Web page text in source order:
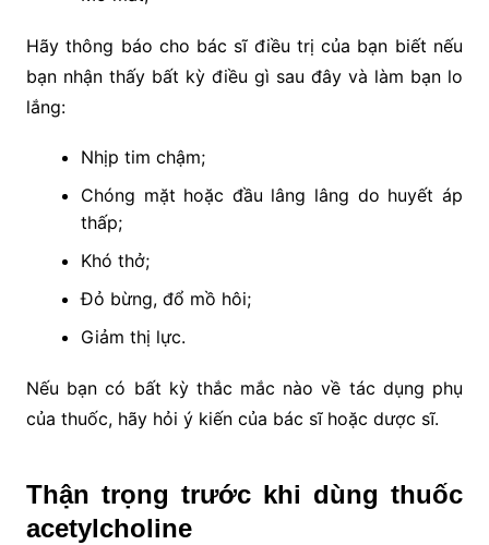
Hãy thông báo cho bác sĩ điều trị của bạn biết nếu
bạn nhận thấy bất kỳ điều gì sau đây và làm bạn lo
lắng:
Nhịp tim chậm;
Chóng mặt hoặc đầu lâng lâng do huyết áp
thấp;
Khó thở;
Đỏ bừng, đổ mồ hôi;
Giảm thị lực.
Nếu bạn có bất kỳ thắc mắc nào về tác dụng phụ
của thuốc, hãy hỏi ý kiến của bác sĩ hoặc dược sĩ.
Thận trọng trước khi dùng thuốc
acetylcholine